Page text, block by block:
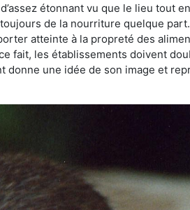
étonnant vu que le lieu tout
de la nourriture quelque part.
atteinte à la propreté des
fait, les établissements doivent
donne une idée de son image et